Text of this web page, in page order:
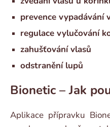
prevence vypadávání
regulace vylučování
zahušťování vlasů
odstranění lupů
Bionetic – Jak
Aplikace přípravku